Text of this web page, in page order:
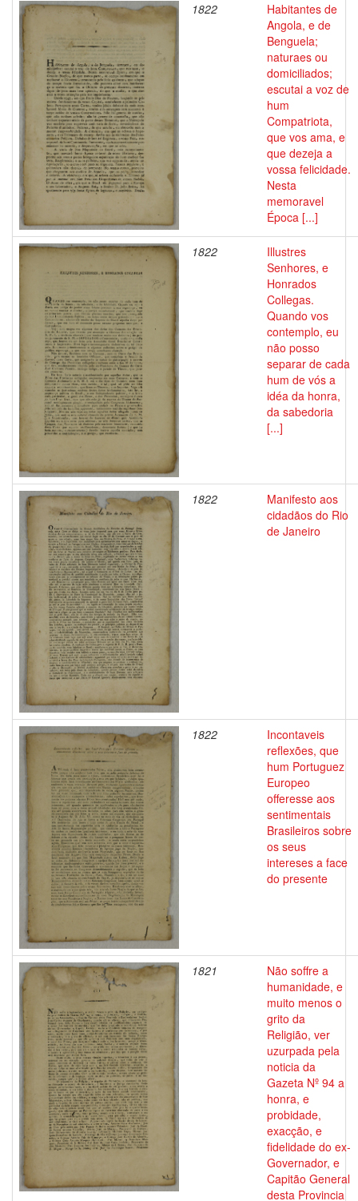
1822
Habitantes de
Angola, e de
Benguela;
naturaes ou
domiciliados;
escutai a voz de
hum
Compatriota,
que vos ama, e
que dezeja a
vossa felicidade.
Nesta
memoravel
Época [...]
1822
Illustres
Senhores, e
Honrados
Collegas.
Quando vos
contemplo, eu
não posso
separar de cada
hum de vós a
idéa da honra,
da sabedoria
[...]
1822
Manifesto aos
cidadãos do Rio
de Janeiro
1822
Incontaveis
reflexões, que
hum Portuguez
Europeo
offeresse aos
sentimentais
Brasileiros sobre
os seus
intereses a face
do presente
1821
Não soffre a
humanidade, e
muito menos o
grito da
Religião, ver
uzurpada pela
noticia da
Gazeta Nº 94 a
honra, e
probidade,
exacção, e
fidelidade do ex-
Governador, e
Capitão General
desta Provincia